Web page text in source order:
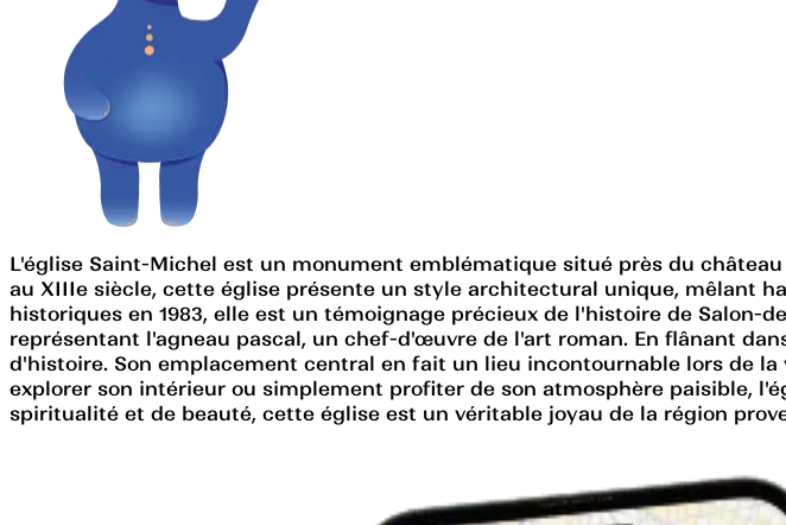
L'église Saint-Michel est un monument emblématique situé près du
au XIIIe siècle, cette église présente un style architectural unique, mêlant
historiques en 1983, elle est un témoignage précieux de l'histoire de
représentant l'agneau pascal, un chef-d'œuvre de l'art roman. En flânant
d'histoire. Son emplacement central en fait un lieu incontournable lors de
explorer son intérieur ou simplement profiter de son atmosphère paisible,
spiritualité et de beauté, cette église est un véritable joyau de la région